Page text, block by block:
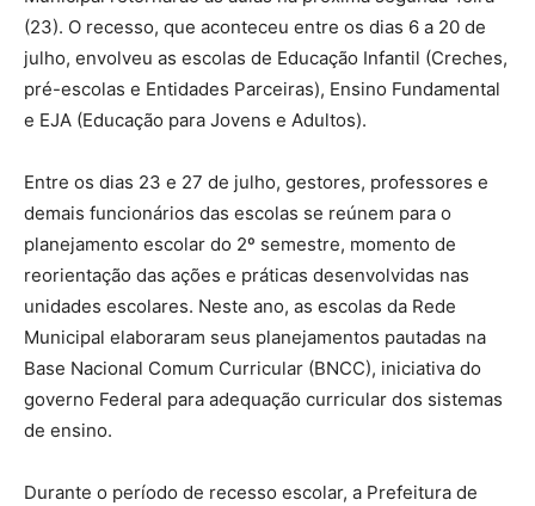
(23). O recesso, que aconteceu entre os dias 6 a 20 de
julho, envolveu as escolas de Educação Infantil (Creches,
pré-escolas e Entidades Parceiras), Ensino Fundamental
e EJA (Educação para Jovens e Adultos).
Entre os dias 23 e 27 de julho, gestores, professores e
demais funcionários das escolas se reúnem para o
planejamento escolar do 2º semestre, momento de
reorientação das ações e práticas desenvolvidas nas
unidades escolares. Neste ano, as escolas da Rede
Municipal elaboraram seus planejamentos pautadas na
Base Nacional Comum Curricular (BNCC), iniciativa do
governo Federal para adequação curricular dos sistemas
de ensino.
Durante o período de recesso escolar, a Prefeitura de